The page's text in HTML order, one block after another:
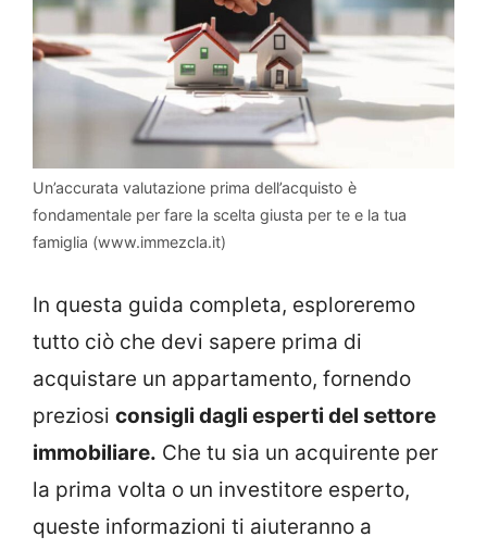
Un’accurata valutazione prima dell’acquisto è
fondamentale per fare la scelta giusta per te e la tua
famiglia (www.immezcla.it)
In questa guida completa, esploreremo
tutto ciò che devi sapere prima di
acquistare un appartamento, fornendo
preziosi consigli dagli esperti del settore
immobiliare. Che tu sia un acquirente per
la prima volta o un investitore esperto,
queste informazioni ti aiuteranno a